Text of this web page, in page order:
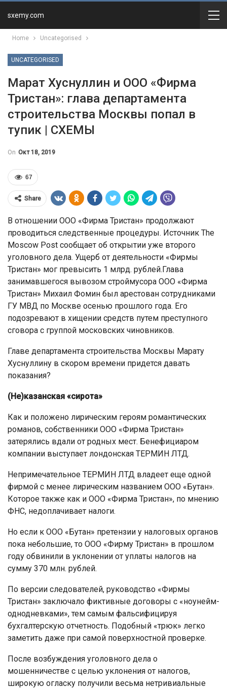
sxemy.com
Home Uncategorised
UNCATEGORISED
Марат Хуснуллин и ООО «Фирма
Тристан»: глава департамента
строительства Москвы попал в
тупик | СХЕМЫ
On Окт 18, 2019
67
Share
В отношении ООО «Фирма Тристан» продолжают
проводиться следственные процедуры. Источник The
Moscow Post сообщает об открытии уже второго
уголовного дела. Ущерб от деятельности «Фирмы
Тристан» мог превысить 1 млрд. рублей.Глава
занимавшегося вывозом строймусора ООО «Фирма
Тристан» Михаил Фомин был арестован сотрудниками
ГУ МВД по Москве осенью прошлого года. Его
подозревают в хищении средств путем преступного
сговора с группой московских чиновников.
Главе департамента строительства Москвы Марату
Хуснуллину в скором времени придется давать
показания?
(Не)казанская «сирота»
Как и положено лирическим героям романтических
романов, собственники ООО «Фирма Тристан»
затерялись вдали от родных мест. Бенефициаром
компании выступает лондонская ТЕРМИН ЛТД.
Непримечательное ТЕРМИН ЛТД владеет еще одной
фирмой с менее лирическим названием ООО «Бутан».
Которое также как и ООО «Фирма Тристан», по мнению
ФНС, недоплачивает налоги.
Но если к ООО «Бутан» претензии у налоговых органов
пока небольшие, то ООО «Фирму Тристан» в прошлом
году обвинили в уклонении от уплаты налогов на
сумму 370 млн. рублей.
По версии следователей, руководство «Фирмы
Тристан» заключало фиктивные договоры с «ноунейм-
однодневками», тем самым фальсифицируя
бухгалтерскую отчетность. Подобный «трюк» легко
заметить даже при самой поверхностной проверке.
После возбуждения уголовного дела о
мошенничестве с целью уклонения от налогов,
широкую огласку получили весьма нетривиальные